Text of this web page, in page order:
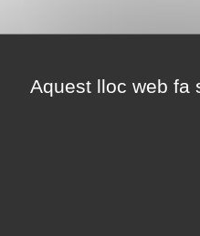
Aquest lloc web fa